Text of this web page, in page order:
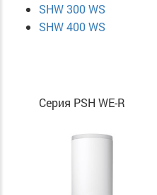
SHW 300 WS
SHW 400 WS
Серия PSH WE-R